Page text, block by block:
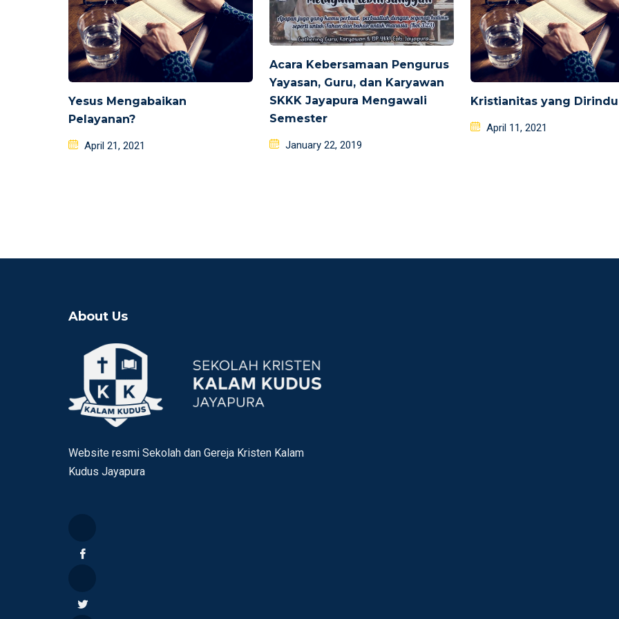
Yesus Mengabaikan
Pelayanan?
Posted
April 21, 2021
Acara Kebersamaan Pengurus
Yayasan, Guru, dan Karyawan
SKKK Jayapura Mengawali
Semester
Posted
January 22, 2019
Kristianitas yang
Posted
April 11, 2021
About Us
Website resmi Sekolah dan Gereja Kristen Kalam
Kudus Jayapura